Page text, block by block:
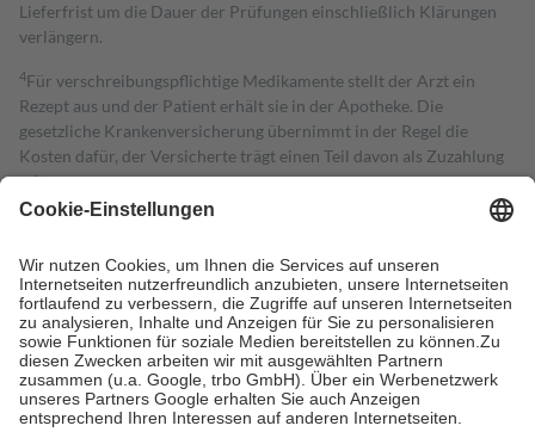
Lieferfrist um die Dauer der Prüfungen einschließlich Klärungen
verlängern.
4Für verschreibungspflichtige Medikamente stellt der Arzt ein
Rezept aus und der Patient erhält sie in der Apotheke. Die
gesetzliche Krankenversicherung übernimmt in der Regel die
Kosten dafür, der Versicherte trägt einen Teil davon als Zuzahlung
mit.
Grundsätzlich leisten Mitglieder Zuzahlungen in Höhe von zehn
höchstens zehn Euro.
Es sind jedoch nie mehr als die tatsächlichen
Kosten der Leistung zu entrichten.
Diese Regeln gelten grundsätzlich auch für Online-Apotheken.
Bei Heilmitteln und häuslicher Krankenpflege beträgt die
Zuzahlung zehn Prozent der Kosten sowie zehn Euro je
Verordnung.
Um das Engagement der Versicherten für ihre eigene Gesundheit zu
stärken und die besondere Stellung der Familie zu unterstützen,